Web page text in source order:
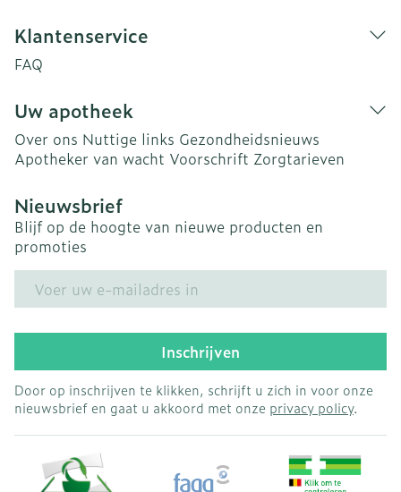
Klantenservice
FAQ
Uw apotheek
Over ons Nuttige links Gezondheidsnieuws
Apotheker van wacht Voorschrift Zorgtarieven
Nieuwsbrief
Blijf op de hoogte van nieuwe producten en
promoties
Inschrijven
Door op inschrijven te klikken, schrijft u zich in voor onze
nieuwsbrief en gaat u akkoord met onze privacy policy.